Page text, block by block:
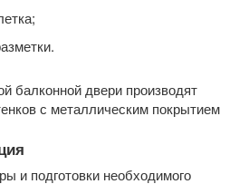
балконной двери производят
с металлическим покрытием
и подготовки необходимого